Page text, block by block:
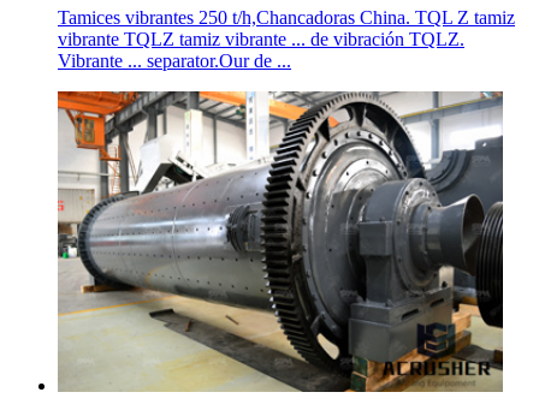
Tamices vibrantes 250 t/h,Chancadoras China. TQL Z tamiz
vibrante TQLZ tamiz vibrante ... de vibración TQLZ.
Vibrante ... separator.Our de ...